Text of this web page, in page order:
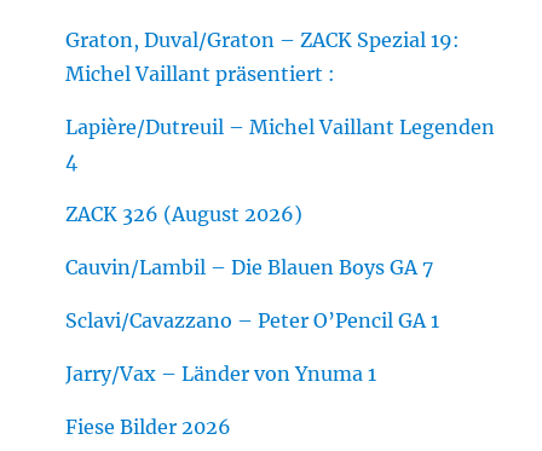
Graton, Duval/Graton – ZACK Spezial 19:
Michel Vaillant präsentiert :
Lapière/Dutreuil – Michel Vaillant Legenden
4
ZACK 326 (August 2026)
Cauvin/Lambil – Die Blauen Boys GA 7
Sclavi/Cavazzano – Peter O’Pencil GA 1
Jarry/Vax – Länder von Ynuma 1
Fiese Bilder 2026